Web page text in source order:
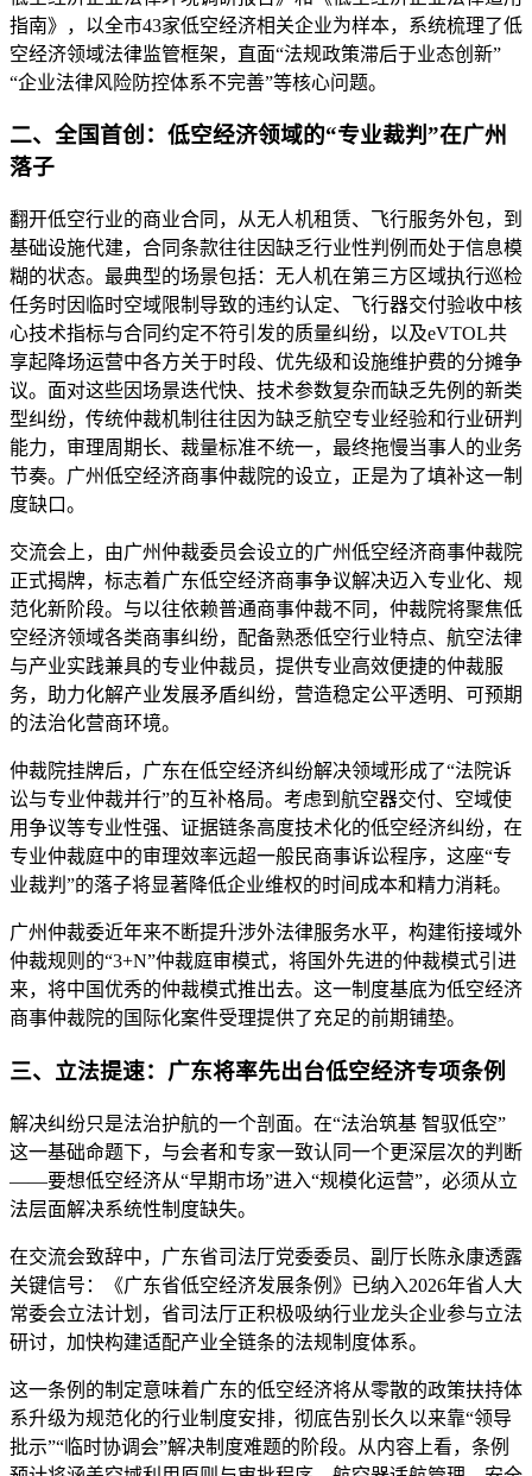
指南》，以全市43家低空经济相关企业为样本，系统梳理了低
空经济领域法律监管框架，直面“法规政策滞后于业态创新”
“企业法律风险防控体系不完善”等核心问题。
二、全国首创：低空经济领域的“专业裁判”在广州
落子
翻开低空行业的商业合同，从无人机租赁、飞行服务外包，到
基础设施代建，合同条款往往因缺乏行业性判例而处于信息模
糊的状态。最典型的场景包括：无人机在第三方区域执行巡检
任务时因临时空域限制导致的违约认定、飞行器交付验收中核
心技术指标与合同约定不符引发的质量纠纷，以及eVTOL共
享起降场运营中各方关于时段、优先级和设施维护费的分摊争
议。面对这些因场景迭代快、技术参数复杂而缺乏先例的新类
型纠纷，传统仲裁机制往往因为缺乏航空专业经验和行业研判
能力，审理周期长、裁量标准不统一，最终拖慢当事人的业务
节奏。广州低空经济商事仲裁院的设立，正是为了填补这一制
度缺口。
交流会上，由广州仲裁委员会设立的广州低空经济商事仲裁院
正式揭牌，标志着广东低空经济商事争议解决迈入专业化、规
范化新阶段。与以往依赖普通商事仲裁不同，仲裁院将聚焦低
空经济领域各类商事纠纷，配备熟悉低空行业特点、航空法律
与产业实践兼具的专业仲裁员，提供专业高效便捷的仲裁服
务，助力化解产业发展矛盾纠纷，营造稳定公平透明、可预期
的法治化营商环境。
仲裁院挂牌后，广东在低空经济纠纷解决领域形成了“法院诉
讼与专业仲裁并行”的互补格局。考虑到航空器交付、空域使
用争议等专业性强、证据链条高度技术化的低空经济纠纷，在
专业仲裁庭中的审理效率远超一般民商事诉讼程序，这座“专
业裁判”的落子将显著降低企业维权的时间成本和精力消耗。
广州仲裁委近年来不断提升涉外法律服务水平，构建衔接域外
仲裁规则的“3+N”仲裁庭审模式，将国外先进的仲裁模式引进
来，将中国优秀的仲裁模式推出去。这一制度基底为低空经济
商事仲裁院的国际化案件受理提供了充足的前期铺垫。
三、立法提速：广东将率先出台低空经济专项条例
解决纠纷只是法治护航的一个剖面。在“法治筑基 智驭低空”
这一基础命题下，与会者和专家一致认同一个更深层次的判断
——要想低空经济从“早期市场”进入“规模化运营”，必须从立
法层面解决系统性制度缺失。
在交流会致辞中，广东省司法厅党委委员、副厅长陈永康透露
关键信号：《广东省低空经济发展条例》已纳入2026年省人大
常委会立法计划，省司法厅正积极吸纳行业龙头企业参与立法
研讨，加快构建适配产业全链条的法规制度体系。
这一条例的制定意味着广东的低空经济将从零散的政策扶持体
系升级为规范化的行业制度安排，彻底告别长久以来靠“领导
批示”“临时协调会”解决制度难题的阶段。从内容上看，条例